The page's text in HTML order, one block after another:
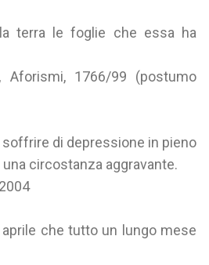
terra le foglie che essa ha
, Aforismi, 1766/99 (postumo
di depressione in pieno
circostanza aggravante.
che tutto un lungo mese